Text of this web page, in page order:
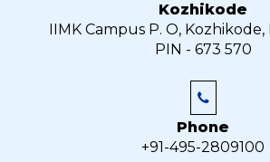
Kozhikode
IIMK Campus P. O, Kozhikode,
PIN - 673 570
Phone
+91-495-2809100